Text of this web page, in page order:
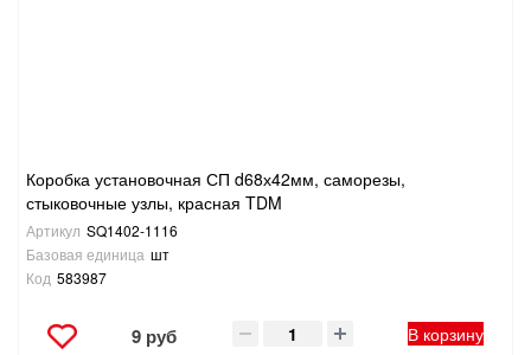
Коробка установочная СП d68х42мм, саморезы,
стыковочные узлы, красная TDM
Артикул SQ1402-1116
Базовая единица шт
Код 583987
9 руб В корзину